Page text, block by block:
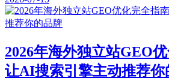
2026年海外独立站GEO
让AI搜索引擎主动推荐你